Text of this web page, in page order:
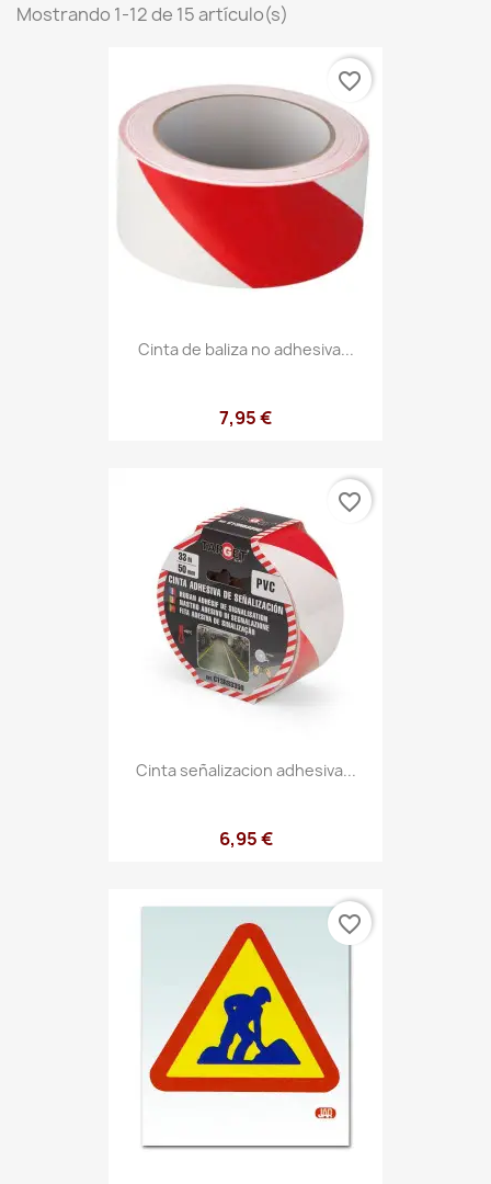
Mostrando 1-12 de 15 artículo(s)
Cinta de baliza no adhesiva...
7,95 €
favorite_border
Cinta señalizacion adhesiva...
6,95 €
favorite_border
favorite_border